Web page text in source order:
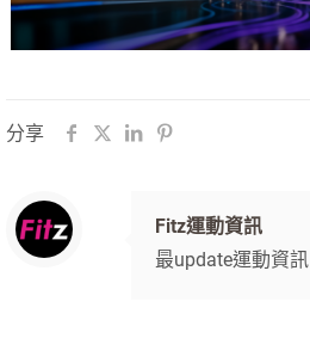
分享
Fitz運動資訊
最update運動資訊